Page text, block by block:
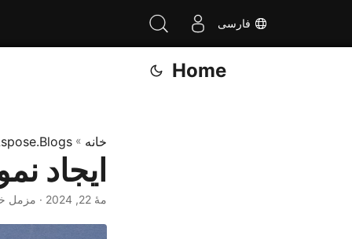
فارسی
Home
خانه »
ایجاد
مهٔ 22, 2024 · مزمل